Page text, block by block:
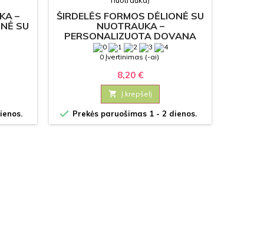
–
SU
ŠIRDELĖS FORMOS DĖLIONĖ SU
NUOTRAUKA –
PERSONALIZUOTA DOVANA
PORAI
0 Įvertinimas (-ai)
8,20 €
 Į krepšelį
 Prekės paruošimas 1 - 2 dienos.